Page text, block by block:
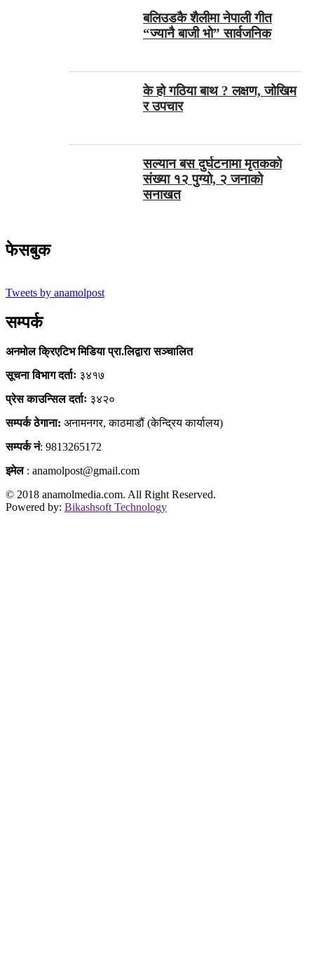
बलिउडकै शैलीमा नेपाली गीत
“ज्यानै बाजी भो” सार्वजनिक
के हो गठिया बाथ ? लक्षण, जोखिम
र उपचार
सल्यान बस दुर्घटनामा मृतकको
संख्या १२ पुग्यो, २ जनाको
सनाखत
फेसबुक
Tweets by anamolpost
सम्पर्क
अनमोल क्रिएटिभ मिडिया प्रा.लिद्वारा सञ्चालित
सूचना विभाग दर्ताः ३४१७
प्रेस काउन्सिल दर्ताः ३४२०
सम्पर्क ठेगाना: अनामनगर, काठमाडौं (केन्द्रिय कार्यालय)
सम्पर्क नं: 9813265172
इमेल: anamolpost@gmail.com
© 2018 anamolmedia.com. All Right Reserved.
Powered by: Bikashsoft Technology